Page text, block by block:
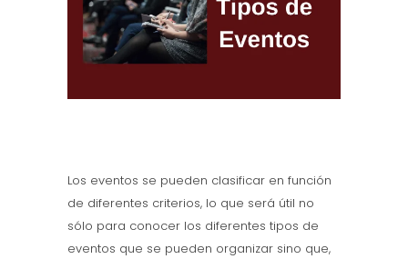
Los eventos se pueden clasificar en función
de diferentes criterios, lo que será útil no
sólo para conocer los diferentes tipos de
eventos que se pueden organizar sino que,